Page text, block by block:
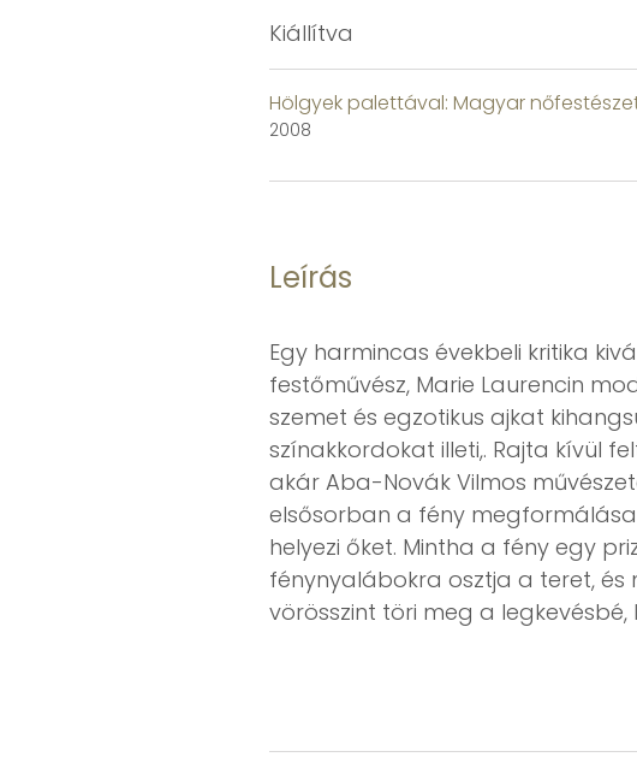
Kiállítva
Hölgyek ​palettával: Magyar
2008
Leírás
Egy harmincas évekbeli kritika
festőművész, Marie Laurencin
szemet és egzotikus ajkat
színakkordokat illeti,. Rajta kívül
akár Aba-Novák Vilmos
elsősorban a fény
helyezi őket. Mintha a fény egy
fénynyalábokra osztja a teret, és
vörösszint töri meg a